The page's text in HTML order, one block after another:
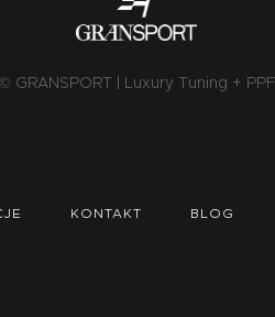
© GRANSPORT | Luxury Tuning + PPF
KONTAKT BLOG